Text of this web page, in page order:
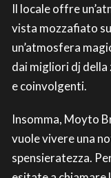
Il locale offre
vista mozzafiato
un’atmosfera
dai migliori dj della
e coinvolgenti.
Insomma, Moyto
vuole vivere una
spensieratezza.